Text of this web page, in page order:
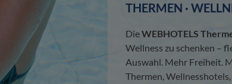
THERMEN ·
DieWEBHOTELS
Wellness zu schenken –
Auswahl. Mehr Freiheit.
Thermen,